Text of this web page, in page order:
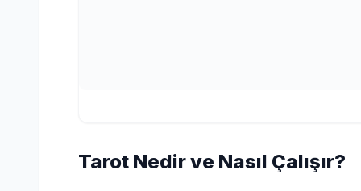
Tarot Nedir ve Nasıl Çalışır?